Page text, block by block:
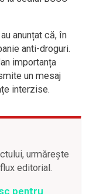
anunțat că, în
anti-droguri.
importanța
un mesaj
interzise.
urmărește
editorial.
pentru